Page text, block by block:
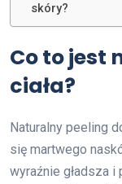
skóry?
Co to jest
ciała?
Naturalny peeling
się martwego
wyraźnie gładsza